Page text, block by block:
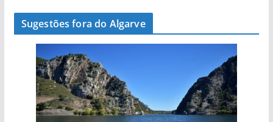
Sugestões fora do Algarve